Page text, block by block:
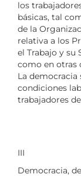
los
básicas, tal
de la
relativa a los
el Trabajo y su
como en otras
La
condiciones
trabajadores
III
Democracia,